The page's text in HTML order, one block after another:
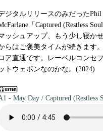
ジタルリリースのみだったPhil
「Captured (Restless
ッシュアップ、もう少し寝か
らはご褒美タイムが続きます
ア直通です。レーベルコンセ
トウェポンなのかな。(2024)
- May Day / Captured